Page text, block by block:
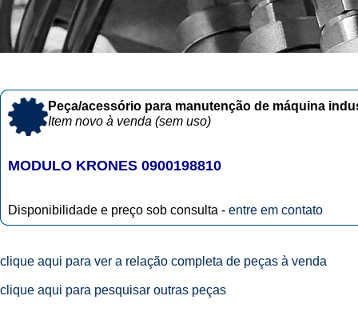
Peça/acessório para manutenção de máquina
Item novo à venda (sem uso)
MODULO KRONES 0900198810
Disponibilidade e preço sob consulta - entre em contato
clique aqui para ver a relação completa de peças à venda
clique aqui para pesquisar outras peças